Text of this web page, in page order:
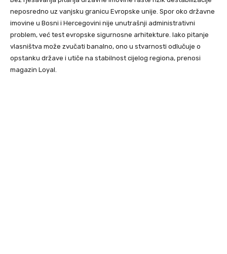
neposredno uz vanjsku granicu Evropske unije. Spor oko državne
imovine u Bosni i Hercegovini nije unutrašnji administrativni
problem, već test evropske sigurnosne arhitekture. Iako pitanje
vlasništva može zvučati banalno, ono u stvarnosti odlučuje o
opstanku države i utiče na stabilnost cijelog regiona, prenosi
magazin Loyal.